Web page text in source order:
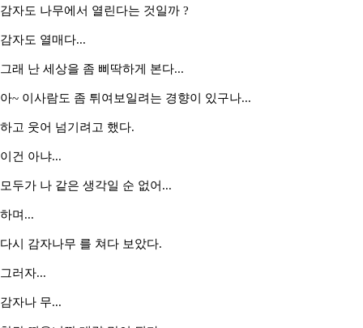
감자도 나무에서 열린다는 것일까 ?
감자도 열매다...
그래 난 세상을 좀 삐딱하게 본다...
아~ 이사람도 좀 튀여보일려는 경향이 있구나...
하고 웃어 넘기려고 했다.
이건 아냐...
모두가 나 같은 생각일 순 없어...
하며...
다시 감자나무 를 쳐다 보았다.
그러자...
감자나 무...